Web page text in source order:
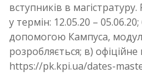
вступників в магістратуру.
у термін: 12.05.20 –
допомогою Кампуса,
розробляється; в)
https://pk.kpi.ua/dates-